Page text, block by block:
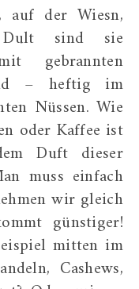
Dult sind sie
gebrannten
– heftig im
Nüssen. Wie
oder Kaffee ist
Duft dieser
muss einfach
wir gleich
günstiger!
mitten im
Cashews,